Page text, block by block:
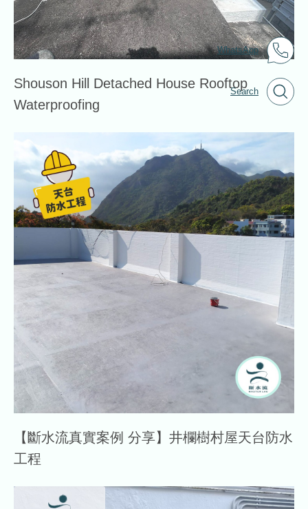
WhatsApp
Search
Shouson Hill Detached House Rooftop
Waterproofing
【斷水流真實案例 分享】井欄樹村屋天台防水
工程